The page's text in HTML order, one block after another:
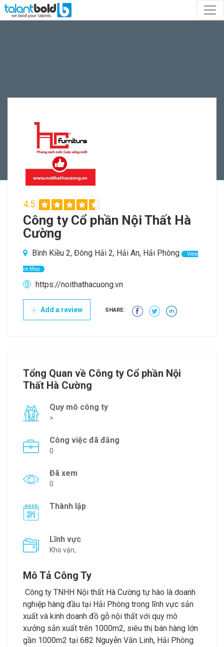
4.5
Công ty Cổ phần Nội Thất Hà
Cường
Bình Kiều 2, Đông Hải 2, Hải An, Hải Phòng View
on Map
https://noithathacuong.vn
Add a review SHARE:
Tổng Quan về Công ty Cổ phần Nội
Thất Hà Cường
Quy mô công ty
>
Công việc đã đăng
0
Đã xem
0
Thành lập
Lĩnh vực
Kho vận,
Mô Tả Công Ty
Công ty TNHH Nội thất Hà Cường tự hào là doanh
nghiệp hàng đầu tại Hải Phòng trong lĩnh vực sản
xuất và kinh doanh đồ gỗ nội thất với quy mô
xưởng sản xuất trên 1000m2, siêu thị bán hàng lớn
gần 1000m2 tại 682 Nguyễn Văn Linh, Hải Phòng.